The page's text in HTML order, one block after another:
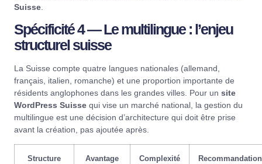
Suisse
Spécificité 4 — Le multilingue : l’enjeu
structurel suisse
La Suisse compte quatre langues nationales (allemand,
français, italien, romanche) et une proportion importante de
résidents anglophones dans les grandes villes. Pour un site
WordPress Suisse qui vise un marché national, la gestion du
multilingue est une décision d’architecture qui doit être prise
avant la création, pas ajoutée après.
Structure
Avantage
Complexité
Recommandation